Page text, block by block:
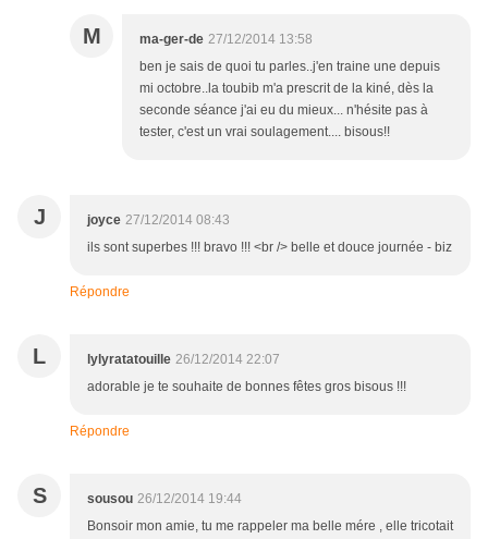
M ma-ger-de 27/12/2014 13:58
ben je sais de quoi tu parles..j'en traine une depuis
mi octobre..la toubib m'a prescrit de la kiné, dès la
seconde séance j'ai eu du mieux... n'hésite pas à
tester, c'est un vrai soulagement.... bisous!!
J joyce 27/12/2014 08:43
ils sont superbes !!! bravo !!! <br /> belle et douce journée - biz
Répondre
L lylyratatouille 26/12/2014 22:07
adorable je te souhaite de bonnes fêtes gros bisous !!!
Répondre
S sousou 26/12/2014 19:44
Bonsoir mon amie, tu me rappeler ma belle mére , elle tricotait